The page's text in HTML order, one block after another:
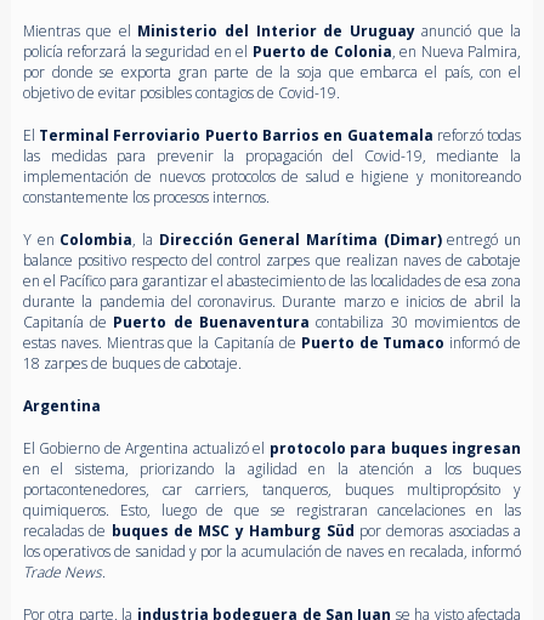
Mientras que el Ministerio del Interior de Uruguayanunció que la
policía reforzará la seguridad en el Puerto de Colonia, en Nueva Palmira,
por donde se exporta gran parte de la soja que embarca el país, con el
objetivo de evitar posibles contagios de Covid-19.
El Terminal Ferroviario Puerto Barrios en Guatemala reforzó todas
las medidas para prevenir la propagación del Covid-19, mediante la
implementación de nuevos protocolos de salud e higiene y monitoreando
constantemente los procesos internos.
Y en Colombia, la Dirección General Marítima (Dimar)entregó un
balance positivo respecto del control zarpes que realizan naves de cabotaje
en el Pacífico para garantizar el abastecimiento de las localidades de esa zona
durante la pandemia del coronavirus. Durante marzo e inicios de abril la
Capitanía de Puerto de Buenaventura contabiliza 30 movimientos de
estas naves. Mientras que la Capitanía de Puerto de Tumaco informó de
18 zarpes de buques de cabotaje.
Argentina
El Gobierno de Argentina actualizó el protocolo para buques ingresan
en el sistema, priorizando la agilidad en la atención a los buques
portacontenedores, car carriers, tanqueros, buques multipropósito y
quimiqueros. Esto, luego de que se registraran cancelaciones en las
recaladas de buques de MSC y Hamburg Süd por demoras asociadas a
los operativos de sanidad y por la acumulación de naves en recalada, informó
Trade News.
Por otra parte, la industria bodeguera de San Juan se ha visto afectada